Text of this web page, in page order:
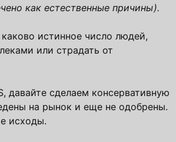
как естественные причины).
истинное число людей,
или страдать от
давайте сделаем консервативную
на рынок и еще не одобрены.
исходы.